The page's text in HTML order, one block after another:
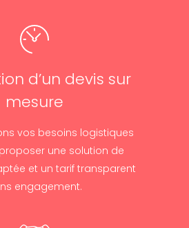
d’un devis sur
mesure
vos besoins logistiques
une solution de
et un tarif transparent
engagement.